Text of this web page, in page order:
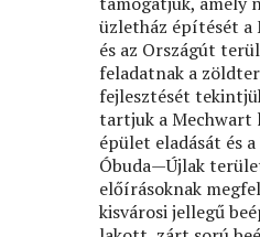
üzletház építését a
és az Országút
feladatnak a
fejlesztését
tartjuk a Mechwart
épület eladását és
Óbuda—Újlak
előírásoknak
kisvárosi jellegű